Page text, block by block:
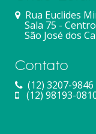
Rua Euclides
Sala 75 - Centro
São José dos
Contato
(12) 3207-9846
(12) 98193-